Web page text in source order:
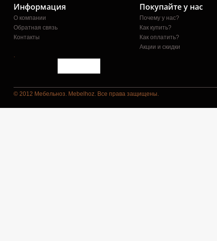
Информация
О компании
Обратная связь
Контакты
Покупайте у нас
Почему у нас?
Как купить?
Как оплатить?
Акции и скидки
.
© 2012 Мебельноз. Mebelhoz. Все права защищены.